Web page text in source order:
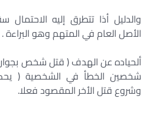
والدليل أذا تتطرق إليه
الأصل العام في المتهم وهو البراءة .
ألحياده عن الهدف ( قتل شخص
شخصين الخطأ في الشخصية (
وشروع قتل الأخر المقصود فعلا.